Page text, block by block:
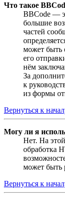
Что такое
BBCode —
большие
частей
может быть
его
нём
За
к
из формы
Вернуться к
Могу ли я
Нет. На
обработка
может быть
Вернуться к